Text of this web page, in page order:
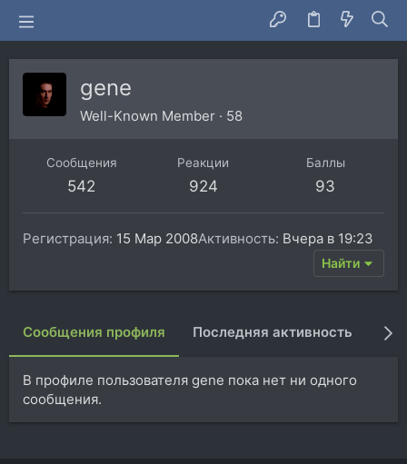
gene
Well-Known Member · 58
Сообщения
542
Реакции
924
Баллы
93
Регистрация 15 Мар 2008Активность Вчера в 19:23
Найти
Сообщения профиля Последняя активность
В профиле пользователя gene пока нет ни одного
сообщения.